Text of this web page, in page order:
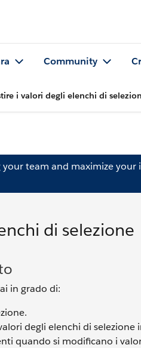
Community
i valori degli elenchi di
your team and maximize your
di selezione
in grado di:
degli elenchi di selezione
quando si modificano i